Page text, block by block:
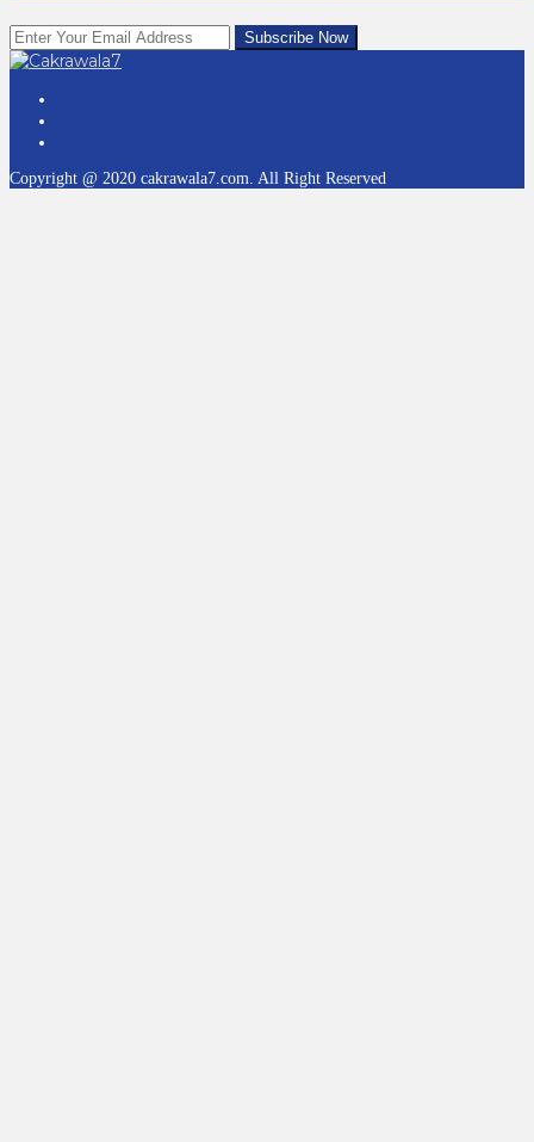
Copyright @ 2020 cakrawala7.com. All Right Reserved